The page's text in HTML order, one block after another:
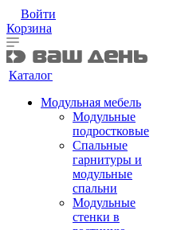
Войти
Корзина
Каталог
Модульная мебель
Модульные
подростковые
Спальные
гарнитуры и
модульные
спальни
Модульные
стенки в